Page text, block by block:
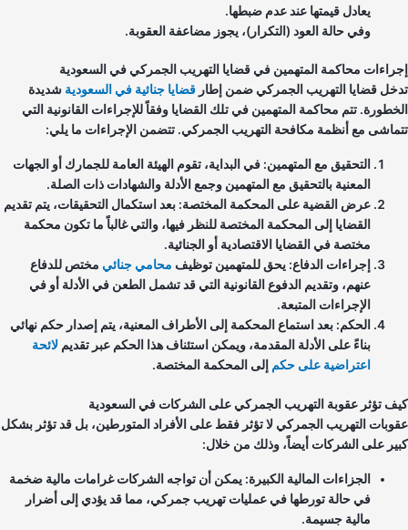
يعادل قيمتها عند عدم ضبطها.
وفي حالة العود (التكرار)، يجوز مضاعفة العقوبة.
محاكمة المتهمين في قضايا التهريب الجمركي في السعودية
قضايا التهريب الجمركي ضمن إطارقضايا جنائية في السعوديةشديدة
تتم محاكمة المتهمين في تلك القضايا وفقاً للإجراءات القانونية التي
مع أنظمة مكافحة التهريب الجمركي. تتضمن الإجراءات ما يلي:
التحقيق مع المتهمين: في البداية، تقوم الهيئة العامة للجمارك أو الجهات
المعنية بالتحقيق مع المتهمين وجمع الأدلة والشهادات ذات الصلة.
عرض القضية على المحكمة المختصة: بعد استكمال التحقيقات، يتم تقديم
القضايا إلى المحكمة المختصة للنظر فيها، والتي غالباً ما تكون محكمة
مختصة في القضايا الاقتصادية أو الجنائية.
إجراءات الدفاع: يحق للمتهمين توظيفمحامي جنائيمختص للدفاع
عنهم، وتقديم الدفوع القانونية التي قد تشمل الطعن في الأدلة أو في
الإجراءات المتبعة.
الحكم: بعد استماع المحكمة إلى الأطراف المعنية، يتم إصدار حكم نهائي
بناءً على الأدلة المقدمة، ويمكن استئناف هذا الحكم عبر تقديملائحة
اعتراضية على حكمإلى المحكمة المختصة.
تؤثر عقوبة التهريب الجمركي على الشركات في السعودية
التهريب الجمركي لا تؤثر فقط على الأفراد المتورطين، بل قد تؤثر بشكل
على الشركات أيضاً، وذلك من خلال:
الجزاءات المالية الكبيرة: يمكن أن تواجه الشركات غرامات مالية ضخمة
في حالة تورطها في عمليات تهريب جمركي، مما قد يؤدي إلى أضرار
مالية جسيمة.